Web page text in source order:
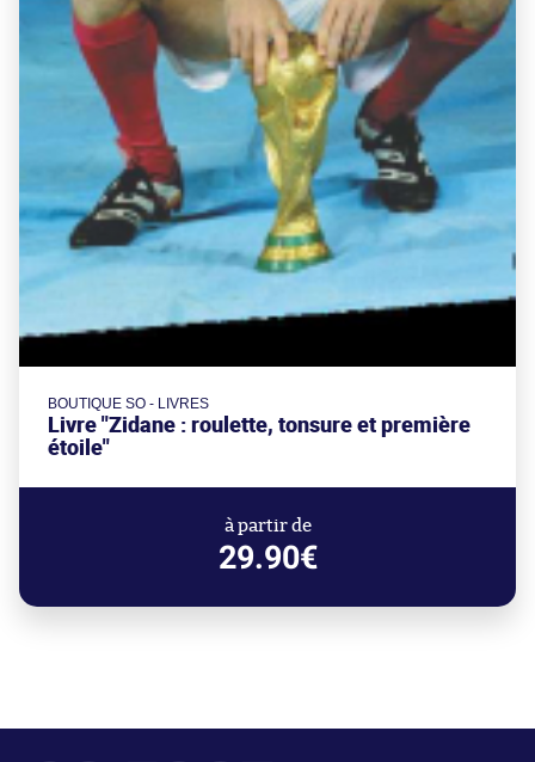
BOUTIQUE SO - LIVRES
Livre "Zidane : roulette, tonsure et première
étoile"
à partir de
29.90€